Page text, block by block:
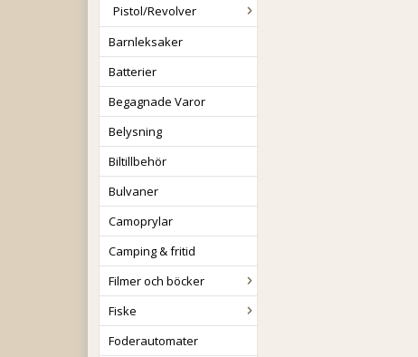
Pistol/Revolver
Barnleksaker
Batterier
Begagnade Varor
Belysning
Biltillbehör
Bulvaner
Camoprylar
Camping & fritid
Filmer och böcker
Fiske
Foderautomater